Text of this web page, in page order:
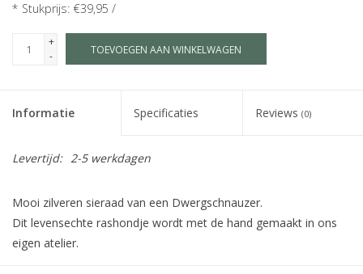
* Stukprijs: €39,95 /
+
-
TOEVOEGEN AAN WINKELWAGEN
Informatie Specificaties Reviews (0)
Levertijd: 2-5 werkdagen
Mooi zilveren sieraad van een Dwergschnauzer.
Dit levensechte rashondje wordt met de hand gemaakt in ons
eigen atelier.